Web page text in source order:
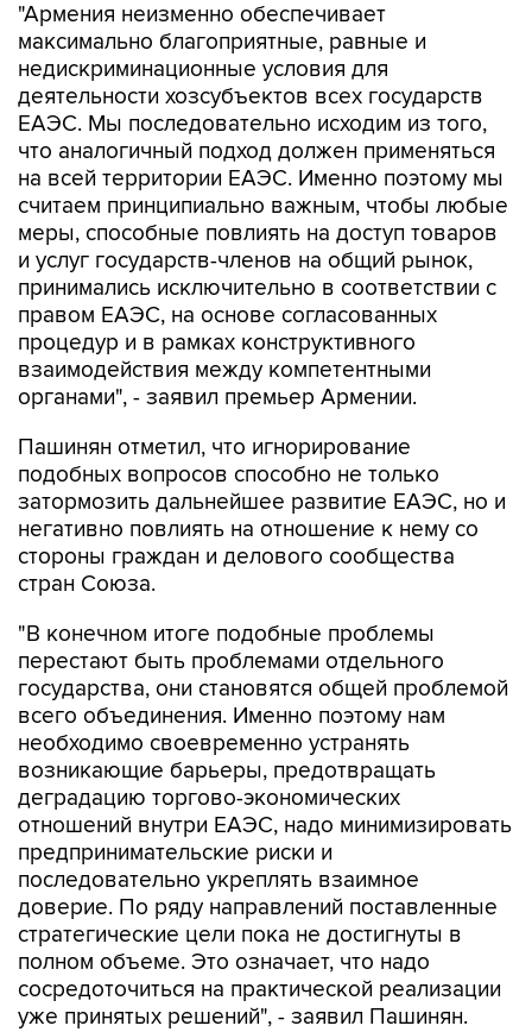
"Армения неизменно обеспечивает
максимально благоприятные, равные и
недискриминационные условия для
деятельности хозсубъектов всех государств
ЕАЭС. Мы последовательно исходим из того,
что аналогичный подход должен применяться
на всей территории ЕАЭС. Именно поэтому мы
считаем принципиально важным, чтобы любые
меры, способные повлиять на доступ товаров
и услуг государств-членов на общий рынок,
принимались исключительно в соответствии с
правом ЕАЭС, на основе согласованных
процедур и в рамках конструктивного
взаимодействия между компетентными
органами", - заявил премьер Армении.
Пашинян отметил, что игнорирование
подобных вопросов способно не только
затормозить дальнейшее развитие ЕАЭС, но и
негативно повлиять на отношение к нему со
стороны граждан и делового сообщества
стран Союза.
"В конечном итоге подобные проблемы
перестают быть проблемами отдельного
государства, они становятся общей проблемой
всего объединения. Именно поэтому нам
необходимо своевременно устранять
возникающие барьеры, предотвращать
деградацию торгово-экономических
отношений внутри ЕАЭС, надо минимизировать
предпринимательские риски и
последовательно укреплять взаимное
доверие. По ряду направлений поставленные
стратегические цели пока не достигнуты в
полном объеме. Это означает, что надо
сосредоточиться на практической реализации
уже принятых решений", - заявил Пашинян.